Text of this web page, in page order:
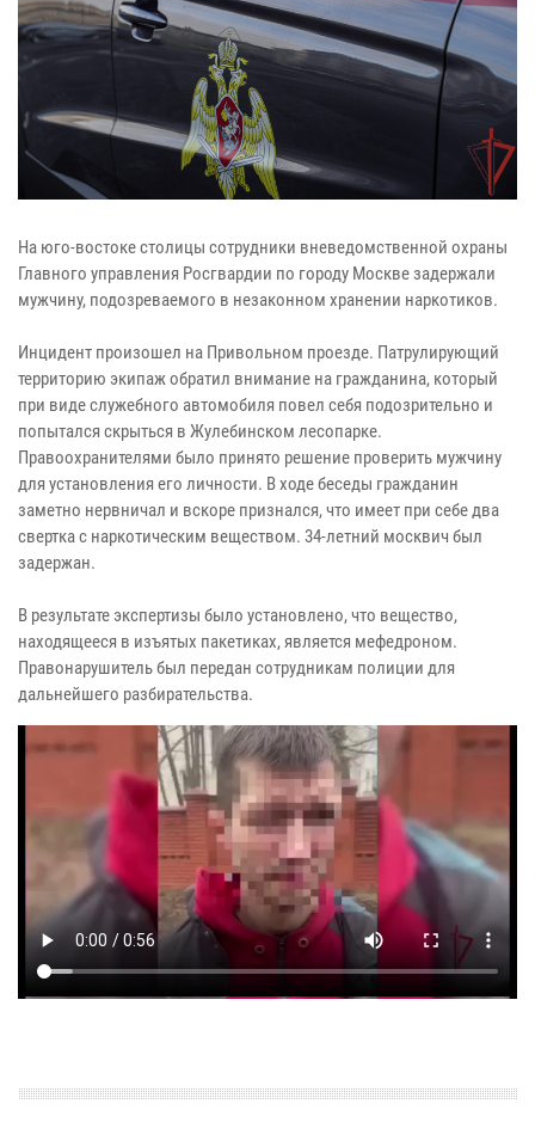
На юго-востоке столицы сотрудники вневедомственной охраны
Главного управления Росгвардии по городу Москве задержали
мужчину, подозреваемого в незаконном хранении наркотиков.
Инцидент произошел на Привольном проезде. Патрулирующий
территорию экипаж обратил внимание на гражданина, который
при виде служебного автомобиля повел себя подозрительно и
попытался скрыться в Жулебинском лесопарке.
Правоохранителями было принято решение проверить мужчину
для установления его личности. В ходе беседы гражданин
заметно нервничал и вскоре признался, что имеет при себе два
свертка с наркотическим веществом. 34-летний москвич был
задержан.
В результате экспертизы было установлено, что вещество,
находящееся в изъятых пакетиках, является мефедроном.
Правонарушитель был передан сотрудникам полиции для
дальнейшего разбирательства.